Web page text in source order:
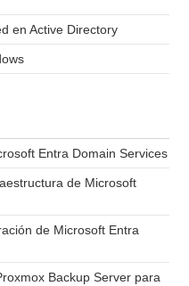
en Active Directory
Entra Domain Services
de Microsoft
de Microsoft Entra
Backup Server para